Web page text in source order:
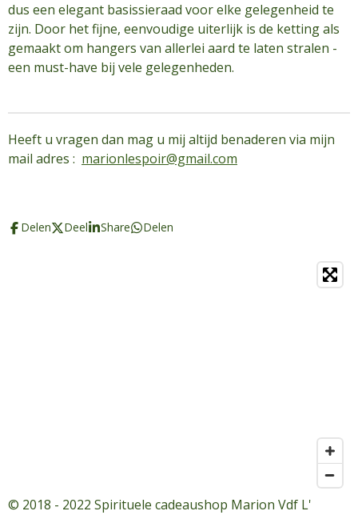
dus een elegant basissieraad voor elke gelegenheid te
zijn. Door het fijne, eenvoudige uiterlijk is de ketting als
gemaakt om hangers van allerlei aard te laten stralen -
een must-have bij vele gelegenheden.
Heeft u vragen dan mag u mij altijd benaderen via mijn
mail adres : marionlespoir@gmail.com
Delen Deel Share Delen
© 2018 - 2022 Spirituele cadeaushop Marion Vdf L'